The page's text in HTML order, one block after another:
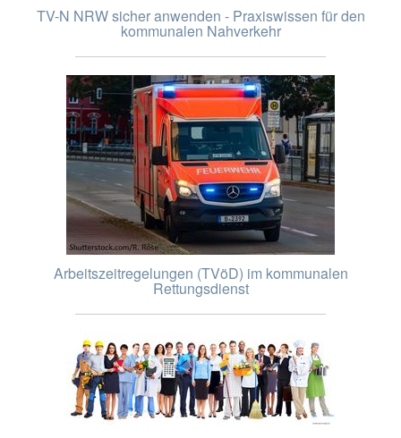
TV-N NRW sicher anwenden - Praxiswissen für den
kommunalen Nahverkehr
Arbeitszeitregelungen (TVöD) im kommunalen
Rettungsdienst